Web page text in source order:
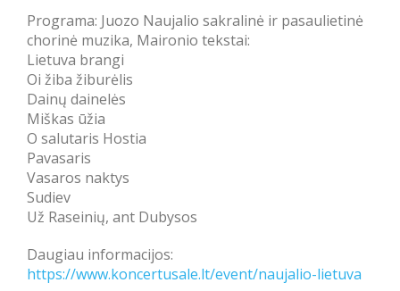
Programa: Juozo Naujalio sakralinė ir pasaulietinė
chorinė muzika, Maironio tekstai:
Lietuva brangi
Oi žiba žiburėlis
Dainų dainelės
Miškas ūžia
O salutaris Hostia
Pavasaris
Vasaros naktys
Sudiev
Už Raseinių, ant Dubysos
Daugiau informacijos:
https://www.koncertusale.lt/event/naujalio-lietuva